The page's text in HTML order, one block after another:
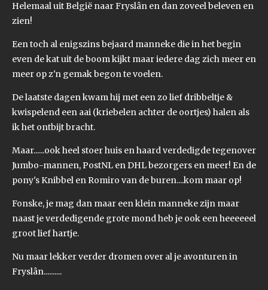
Helemaal uit België naar Fryslân en dan zoveel beleven en
zien!
Een toch al enigszins bejaard manneke die in het begin
even de kat uit de boom kijkt maar iedere dag zich meer en
meer op z'n gemak begon te voelen.
De laatste dagen kwam hij met een zo lief dribbeltje &
kwispelend een aai (kriebelen achter de oortjes) halen als
ik het ontbijt bracht.
Maar......ook heel stoer huis en haard verdedigde tegenover
Jumbo-mannen, PostNL en DHL bezorgers en meer! En de
pony's Knibbel en Romiro van de buren....kom maar op!
Fonske, je mag dan maar een klein manneke zijn maar
naast je verdedigende grote mond heb je ook een heeeeeel
groot lief hartje.
Nu maar lekker verder dromen over al je avonturen in
Fryslân..........